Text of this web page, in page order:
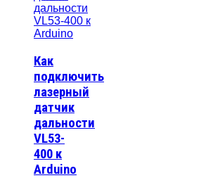
Как
подключить
лазерный
датчик
дальности
VL53-
400 к
Arduino